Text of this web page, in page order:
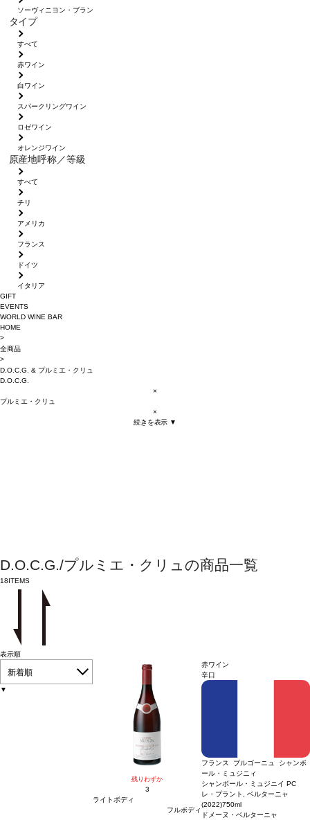
ソーヴィニヨン・ブラン
タイプ
すべて
赤ワイン
白ワイン
スパークリングワイン
ロゼワイン
オレンジワイン
原産地呼称／等級
すべて
チリ
アメリカ
フランス
ドイツ
イタリア
GIFT
EVENTS
WORLD WINE BAR
HOME
>
全商品
>
D.O.C.G.
& プルミエ・クリュ
D.O.C.G.
×
プルミエ・クリュ
×
続きを表示 ▼
D.O.C.G./プルミエ・クリュの商品一覧
18ITEMS
表示順
新着順
▼
残りわずか
3
ライトボディ
フルボディ
赤ワイン
辛口
フランス ブルゴーニュ シャンボ
ール・ミュジニィ
シャンボール・ミュジニイ PC
レ・プラント, ベルターニャ
(2022)750ml
ドメーヌ・ベルターニャ